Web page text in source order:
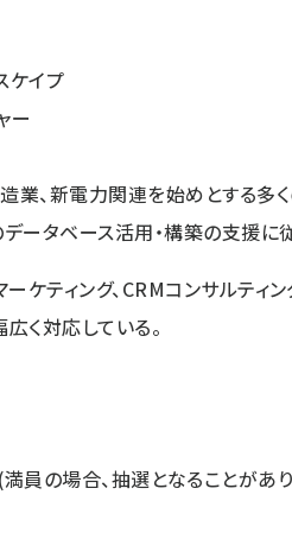
ケイプ
ー
業、新電力関連を始めとする多
ータベース活用・構築の支援に
ケティング、CRMコンサルティ
く対応している。
の場合、抽選となることがあ